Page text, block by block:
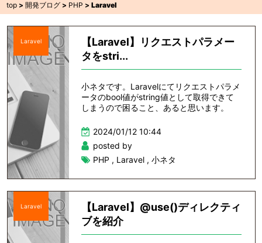
top >開発ブログ > PHP >Laravel
Laravel
【Laravel】リクエストパラメー
タをstri...
小ネタです。Laravelにてリクエストパラメ
ータのbool値がstring値として取得できて
しまうので困ること、あると思います。
2024/01/12 10:44
posted by
PHP , Laravel, 小ネタ
Laravel
【Laravel】@use()ディレクティ
ブを紹介